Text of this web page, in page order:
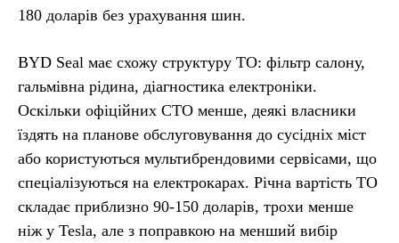
180 доларів без урахування шин.
BYD Seal має схожу структуру ТО: фільтр салону,
гальмівна рідина, діагностика електроніки.
Оскільки офіційних СТО менше, деякі власники
їздять на планове обслуговування до сусідніх міст
або користуються мультибрендовими сервісами, що
спеціалізуються на електрокарах. Річна вартість ТО
складає приблизно 90-150 доларів, трохи менше
ніж у Tesla, але з поправкою на менший вибір